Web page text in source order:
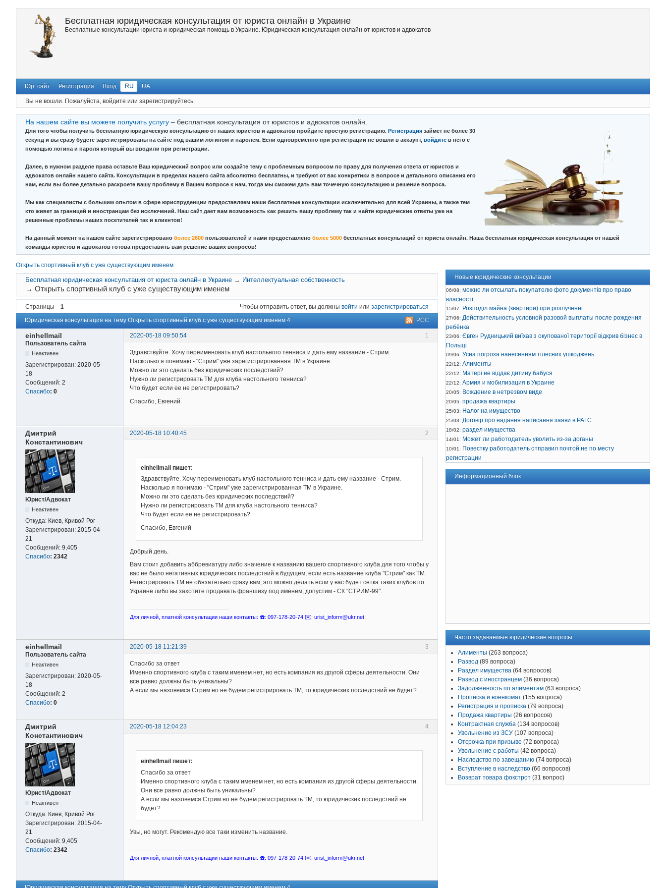
Бесплатная юридическая консультация от юриста онлайн в Украине
Бесплатные консультации юриста и юридическая помощь в Украине. Юридическая консультация онлайн от юристов и адвокатов
Юр. сайт Регистрация Вход RU UA
Вы не вошли. Пожалуйста, войдите или зарегистрируйтесь.
На нашем сайте вы можете получить услугу – бесплатная консультация от юристов и адвокатов онлайн.
Для того чтобы получить бесплатную юридическую консультацию от наших юристов и адвокатов пройдите простую регистрацию. Регистрация займет не более 30
секунд и вы сразу будете зарегистрированы на сайте под вашим логином и паролем. Если одновременно при регистрации не вошли в аккаунт, войдите в него с
помощью логина и пароля который вы вводили при регистрации.
Далее, в нужном разделе права оставьте Ваш юридический вопрос или создайте тему с проблемным вопросом по праву для получения ответа от юристов и
адвокатов онлайн нашего сайта. Консультации в пределах нашего сайта абсолютно бесплатны, и требуют от вас конкретики в вопросе и детального описания его
нам, если вы более детально раскроете вашу проблему в Вашем вопросе к нам, тогда мы сможем дать вам точечную консультацию и решение вопроса.
Мы как специалисты с большим опытом в сфере юриспруденции предоставляем наши бесплатные консультации исключительно для всей Украины, а также тем
кто живет за границей и иностранцам без исключений. Наш сайт дает вам возможность как решить вашу проблему так и найти юридические ответы уже на
решенные проблемы наших посетителей так и клиентов!
На данный момент на нашем сайте зарегистрировано более 2600 пользователей и нами предоставлено более 5000 бесплатных консультаций от юриста онлайн. Наша бесплатная юридическая консультация от нашей
команды юристов и адвокатов готова предоставить вам решение ваших вопросов!
Открыть спортивный клуб с уже существующим именем
Страницы 1 Чтобы отправить ответ, вы должнывойти илизарегистрироваться
РСС
Юридическая консультация на тему Открыть спортивный клуб с уже существующим именем 4
1
einhellmail
2020-05-18 09:50:54
Пользователь сайта
Неактивен
Зарегистрирован: 2020-05-
18
Сообщений: 2
Спасибо: 0
Здравствуйте. Хочу переименовать клуб настольного тенниса и дать ему название - Стрим.
Насколько я понимаю - "Стрим" уже зарегистрированная ТМ в Украине.
Можно ли это сделать без юридических последствий?
Нужно ли регистрировать ТМ для клуба настольного тенниса?
Что будет если ее не регистрировать?
Спасибо, Евгений
2
Дмитрий
Константинович
2020-05-18 10:40:45
Юрист/Адвокат
Неактивен
Откуда: Киев, Кривой Рог
Зарегистрирован: 2015-04-
21
Сообщений: 9,405
Спасибо: 2342
einhellmail пишет:
Здравствуйте. Хочу переименовать клуб настольного тенниса и дать ему название - Стрим.
Насколько я понимаю - "Стрим" уже зарегистрированная ТМ в Украине.
Можно ли это сделать без юридических последствий?
Нужно ли регистрировать ТМ для клуба настольного тенниса?
Что будет если ее не регистрировать?
Спасибо, Евгений
Добрый день.
Вам стоит добавить аббревиатуру либо значение к названию вашего спортивного клуба для того чтобы у
вас не было негативных юридических последствий в будущем, если есть название клуба "Стрим" как ТМ.
Регистрировать ТМ не обязательно сразу вам, это можно делать если у вас будет сетка таких клубов по
Украине либо вы захотите продавать франшизу под именем, допустим - СК "СТРИМ-99".
Для личной, платной консультации наши контакты: ☎️: 097-178-20-74 ✉️: urist_inform@ukr.net
3
einhellmail
2020-05-18 11:21:39
Пользователь сайта
Неактивен
Зарегистрирован: 2020-05-
18
Сообщений: 2
Спасибо: 0
Спасибо за ответ
Именно спортивного клуба с таким именем нет, но есть компания из другой сферы деятельности. Они
все равно должны быть уникальны?
А если мы назовемся Стрим но не будем регистрировать ТМ, то юридических последствий не будет?
4
Дмитрий
Константинович
2020-05-18 12:04:23
Юрист/Адвокат
Неактивен
Откуда: Киев, Кривой Рог
Зарегистрирован: 2015-04-
21
Сообщений: 9,405
Спасибо: 2342
einhellmail пишет:
Спасибо за ответ
Именно спортивного клуба с таким именем нет, но есть компания из другой сферы деятельности.
Они все равно должны быть уникальны?
А если мы назовемся Стрим но не будем регистрировать ТМ, то юридических последствий не
будет?
Увы, но могут. Рекомендую все таки изменить название.
Для личной, платной консультации наши контакты: ☎️: 097-178-20-74 ✉️: urist_inform@ukr.net
Бесплатная юридическая консультация от юриста онлайн в Украине → Интеллектуальная собственность
→Открыть спортивный клуб с уже существующим именем
Новые юридические консультации
06/08: можно ли отсылать покупателю фото документів про право
власності
15/07: Розподіл майна (квартири) при розлученні
27/06:Действительность условной разовой выплаты после рождения
ребёнка
23/06:Євген Рудницький виїхав з окупованої території відкрив бізнес в
Польщі
09/06:Усна погроза нанесенням тілесних ушкоджень.
22/12:Алименты
22/12: Матері не віддає дитину бабуся
22/12:Армия и мобилизация в Украине
20/05: Вождение в нетрезвом виде
20/05: продажа квартиры
25/03: Налог на имущество
25/03:Договір про надання написання заяви в РАГС
18/02: раздел имущества
14/01: Может ли работодатель уволить из-за доганы
10/01: Повестку работодатель отправил почтой не по месту
регистрации
Информационный блок
Часто задаваемые юридические вопросы
Алименты (263 вопроса)
Развод (89 вопроса)
Раздел имущества (64 вопросов)
Развод с иностранцем (36 вопроса)
Задолженность по алиментам (63 вопроса)
Прописка и военкомат (155 вопроса)
Регистрация и прописка (79 вопроса)
Продажа квартиры (26 вопросов)
Контрактная служба (134 вопросов)
Увольнение из ЗСУ (107 вопроса)
Отсрочка при призыве (72 вопроса)
Увольнение с работы (42 вопроса)
Наследство по завещанию (74 вопроса)
Вступление в наследство (66 вопросов)
Возврат товара фокстрот (31 вопрос)